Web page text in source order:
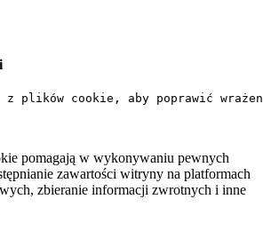
plików cookie, aby poprawić
pomagają w wykonywaniu pewnych
zawartości witryny na platformach
zbieranie informacji zwrotnych i inne